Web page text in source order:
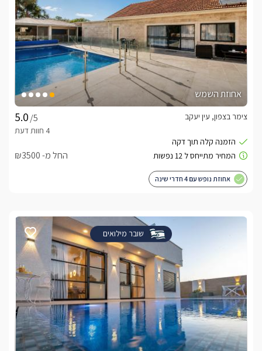
אחוזת השמש
/5
צימר בצפון, עין יעקב
החל מ- ₪3500
אחוזת נופש עם 4 חדרי שינה
שובר מילואים